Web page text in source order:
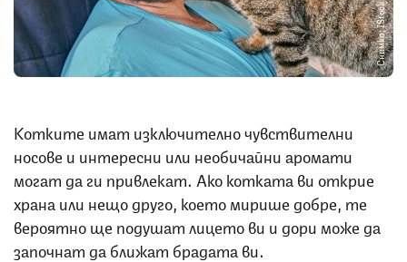
Снимка: IStock
Котките имат изключително чувствителни
носове и интересни или необичайни аромати
могат да ги привлекат. Ако котката ви открие
храна или нещо друго, което мирише добре, те
вероятно ще подушат лицето ви и дори може да
започнат да ближат брадата ви.